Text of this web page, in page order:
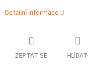
Detailní informace
ZEPTAT SE HLÍDAT